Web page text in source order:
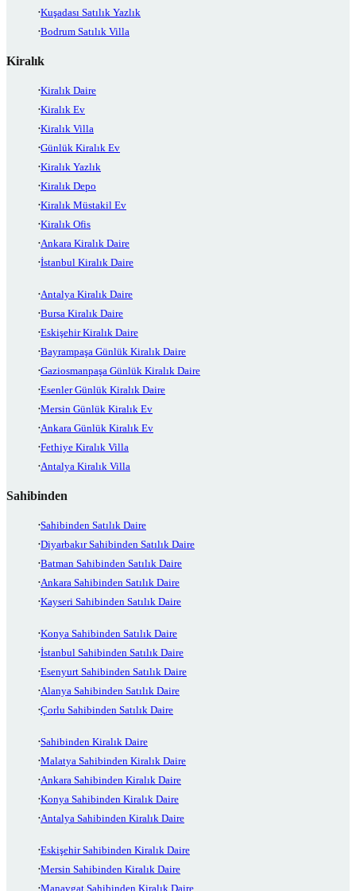
Kuşadası Satılık Yazlık
Bodrum Satılık Villa
Kiralık
Kiralık Daire
Kiralık Ev
Kiralık Villa
Günlük Kiralık Ev
Kiralık Yazlık
Kiralık Depo
Kiralık Müstakil Ev
Kiralık Ofis
Ankara Kiralık Daire
İstanbul Kiralık Daire
Antalya Kiralık Daire
Bursa Kiralık Daire
Eskişehir Kiralık Daire
Bayrampaşa Günlük Kiralık Daire
Gaziosmanpaşa Günlük Kiralık Daire
Esenler Günlük Kiralık Daire
Mersin Günlük Kiralık Ev
Ankara Günlük Kiralık Ev
Fethiye Kiralık Villa
Antalya Kiralık Villa
Sahibinden
Sahibinden Satılık Daire
Diyarbakır Sahibinden Satılık Daire
Batman Sahibinden Satılık Daire
Ankara Sahibinden Satılık Daire
Kayseri Sahibinden Satılık Daire
Konya Sahibinden Satılık Daire
İstanbul Sahibinden Satılık Daire
Esenyurt Sahibinden Satılık Daire
Alanya Sahibinden Satılık Daire
Çorlu Sahibinden Satılık Daire
Sahibinden Kiralık Daire
Malatya Sahibinden Kiralık Daire
Ankara Sahibinden Kiralık Daire
Konya Sahibinden Kiralık Daire
Antalya Sahibinden Kiralık Daire
Eskişehir Sahibinden Kiralık Daire
Mersin Sahibinden Kiralık Daire
Manavgat Sahibinden Kiralık Daire